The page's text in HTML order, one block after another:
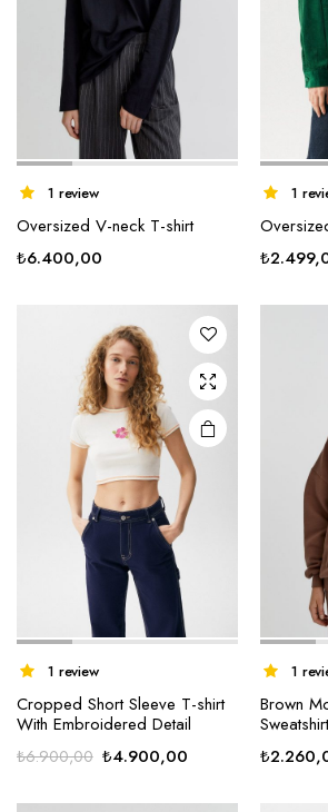
1 review
Oversized V-neck T-shirt
₺6.400,00
1
₺
1 review
Cropped Short Sleeve T-shirt
With Embroidered Detail
₺6.900,00 Orijinal
₺6.900,00.
₺4.900,00Şu
fiyat:
1
Brown
Sweatshirt
₺